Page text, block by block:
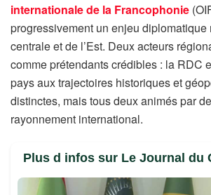
internationale de la Francophonie
progressivement un enjeu
centrale et de l’Est. Deux acteurs
comme prétendants crédibles : la RDC
pays aux trajectoires historiques et
distinctes, mais tous deux animés par
rayonnement international.
Plus d infos sur Le Journal du